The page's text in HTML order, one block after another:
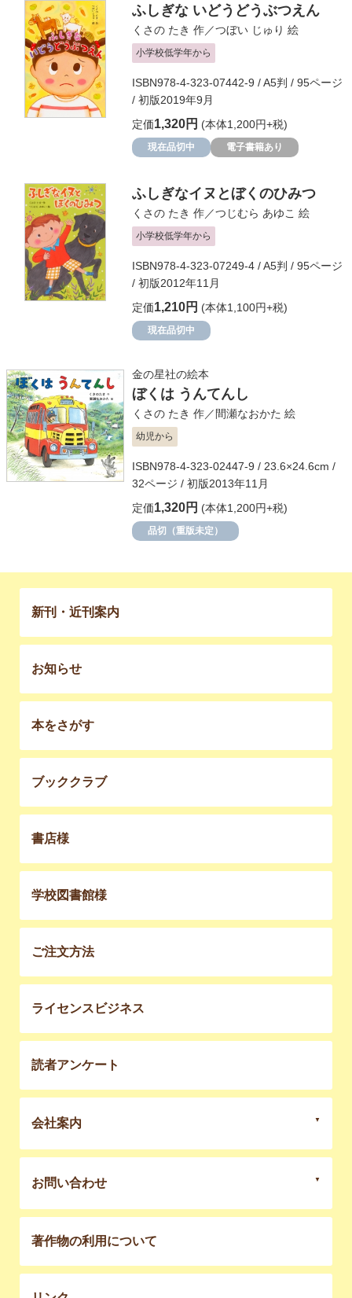
ふしぎな いどうどうぶつえん
くさの たき 作／つぼい じゅり 絵
小学校低学年から
ISBN978-4-323-07442-9 / A5判 / 95ページ
/ 初版2019年9月
定価1,320円 (本体1,200円+税)
現在品切中 電子書籍あり
ふしぎなイヌとぼくのひみつ
くさの たき 作／つじむら あゆこ 絵
小学校低学年から
ISBN978-4-323-07249-4 / A5判 / 95ページ
/ 初版2012年11月
定価1,210円 (本体1,100円+税)
現在品切中
金の星社の絵本
ぼくは うんてんし
くさの たき 作／ 間瀬なおかた 絵
幼児から
ISBN978-4-323-02447-9 / 23.6×24.6cm /
32ページ / 初版2013年11月
定価1,320円 (本体1,200円+税)
品切（重版未定）
新刊・近刊案内
お知らせ
本をさがす
ブッククラブ
書店様
学校図書館様
ご注文方法
ライセンスビジネス
読者アンケート
会社案内
お問い合わせ
著作物の利用について